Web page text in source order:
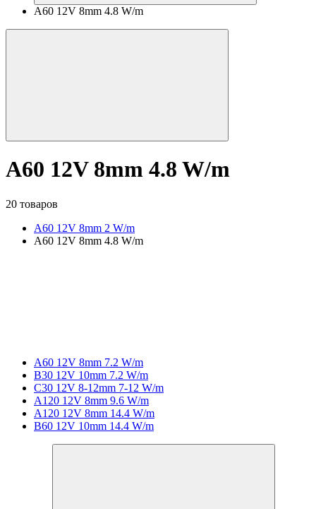
A60 12V 8mm 4.8 W/m
A60 12V 8mm 4.8 W/m
20 товаров
A60 12V 8mm 2 W/m
A60 12V 8mm 4.8 W/m
A60 12V 8mm 7.2 W/m
B30 12V 10mm 7.2 W/m
C30 12V 8-12mm 7-12 W/m
A120 12V 8mm 9.6 W/m
A120 12V 8mm 14.4 W/m
B60 12V 10mm 14.4 W/m